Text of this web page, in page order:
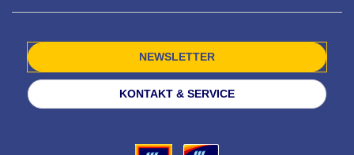
NEWSLETTER
KONTAKT & SERVICE